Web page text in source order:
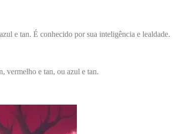
e tan. É conhecido por sua inteligência e lealdade.
vermelho e tan, ou azul e tan.